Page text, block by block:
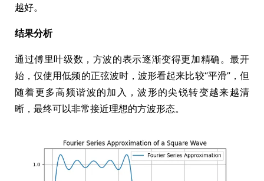
越好。
结果分析
通过傅里叶级数，方波的表示逐渐变得更加精确。最开
始，仅使用低频的正弦波时，波形看起来比较“平滑”，但
随着更多高频谐波的加入，波形的尖锐转变越来越清
晰，最终可以非常接近理想的方波形态。